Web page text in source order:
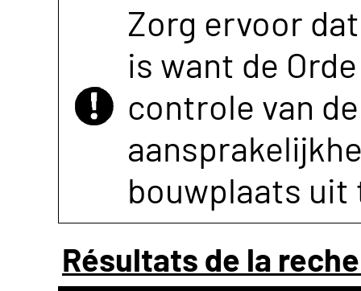
Zorg ervoor
is want de
controle van
bouwplaats uit
Résultats de la